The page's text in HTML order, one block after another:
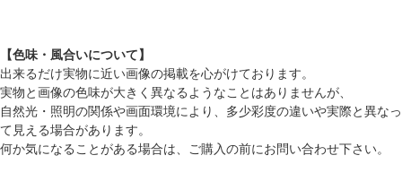
【色味・風合いについて】
出来るだけ実物に近い画像の掲載を心がけております。
実物と画像の色味が大きく異なるようなことはありませんが、
自然光・照明の関係や画面環境により、多少彩度の違いや実際と異なっ
て見える場合があります。
何か気になることがある場合は、ご購入の前にお問い合わせ下さい。